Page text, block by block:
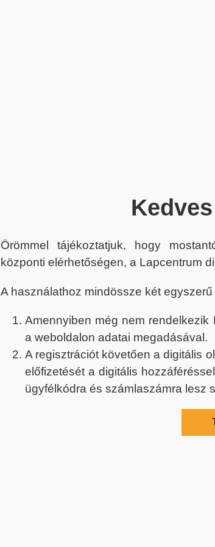
Örömmel tájékoztatjuk, hogy
központi elérhetőségen, a Lapcentrum
A használathoz mindössze két
Amennyiben még nem rendelkezik
a weboldalon adatai megadásával.
A regisztrációt követően a digitális
előfizetését a digitális
ügyfélkódra és számlaszámra lesz